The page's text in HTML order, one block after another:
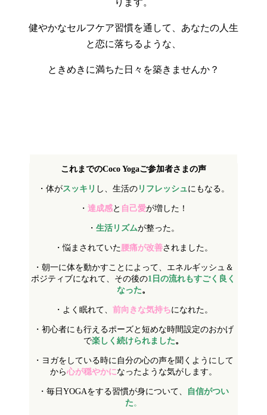
健やかなセルフケア習慣を通して、あなたの人生
と恋に落ちるような、
ときめきに満ちた日々を築きませんか？
これまでのCoco Yogaご参加者さまの声
・体がスッキリ し、生活のリフレッシュにもなる。
・ 達成感と 自己愛が増した！
・ 生活リズムが整った。
・悩まされていた腰痛が改善されました。
・朝一に体を動かすことによって、エネルギッシュ＆
ポジティブになれて、その後の1日の流れもすごく良く
なった。
・よく眠れて、 前向きな気持ちになれた。
・初心者にも行えるポーズと短めな時間設定のおかげ
で楽しく続けられました。
・ヨガをしている時に自分の心の声を聞くようにして
から心が穏やかになったような気がします。
・毎日 YOGAをする習慣が身について、
自信がつい
た。